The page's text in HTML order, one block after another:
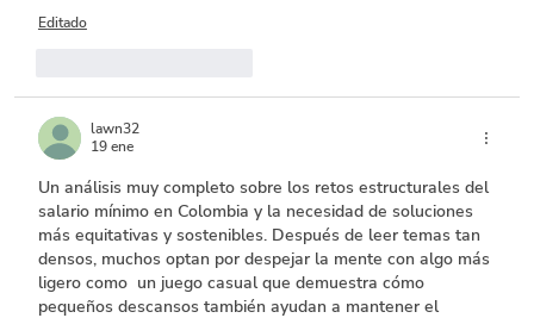
Editado
lawn32
19 ene
Un análisis muy completo sobre los retos estructurales del
salario mínimo en Colombia y la necesidad de soluciones
más equitativas y sostenibles. Después de leer temas tan
densos, muchos optan por despejar la mente con algo más
ligero como  un juego casual que demuestra cómo
pequeños descansos también ayudan a mantener el